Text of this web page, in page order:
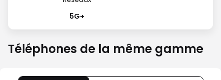
5G+
Téléphones de la même gamme